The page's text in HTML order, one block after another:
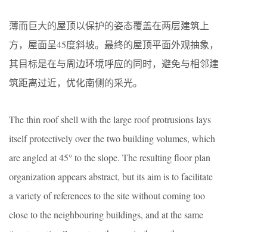
薄而巨大的屋顶以保护的姿态覆盖在两层建筑上
方，屋面呈45度斜坡。最终的屋顶平面外观抽象，
其目标是在与周边环境呼应的同时，避免与相邻建
筑距离过近，优化南侧的采光。
The thin roof shell with the large roof protrusions lays
itself protectively over the two building volumes, which
are angled at 45° to the slope. The resulting floor plan
organization appears abstract, but its aim is to facilitate
a variety of references to the site without coming too
close to the neighbouring buildings, and at the same